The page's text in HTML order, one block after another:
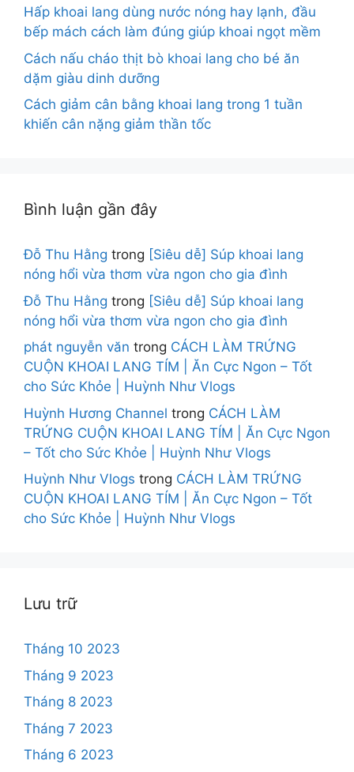
Hấp khoai lang dùng nước nóng hay lạnh, đầu
bếp mách cách làm đúng giúp khoai ngọt mềm
Cách nấu cháo thịt bò khoai lang cho bé ăn
dặm giàu dinh dưỡng
Cách giảm cân bằng khoai lang trong 1 tuần
khiến cân nặng giảm thần tốc
Bình luận gần đây
Đỗ Thu Hằng trong [Siêu dễ] Súp khoai lang
nóng hổi vừa thơm vừa ngon cho gia đình
Đỗ Thu Hằng trong [Siêu dễ] Súp khoai lang
nóng hổi vừa thơm vừa ngon cho gia đình
phát nguyễn văn trong CÁCH LÀM TRỨNG
CUỘN KHOAI LANG TÍM | Ăn Cực Ngon – Tốt
cho Sức Khỏe | Huỳnh Như Vlogs
Huỳnh Hương Channel trong CÁCH LÀM
TRỨNG CUỘN KHOAI LANG TÍM | Ăn Cực Ngon
– Tốt cho Sức Khỏe | Huỳnh Như Vlogs
Huỳnh Như Vlogs trong CÁCH LÀM TRỨNG
CUỘN KHOAI LANG TÍM | Ăn Cực Ngon – Tốt
cho Sức Khỏe | Huỳnh Như Vlogs
Lưu trữ
Tháng 10 2023
Tháng 9 2023
Tháng 8 2023
Tháng 7 2023
Tháng 6 2023